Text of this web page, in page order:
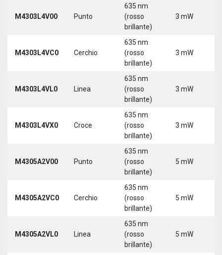
M4303L4V00 Punto
635 nm
(rosso
brillante)
3 mW
M4303L4VC0 Cerchio
635 nm
(rosso
brillante)
3 mW
M4303L4VL0 Linea
635 nm
(rosso
brillante)
3 mW
M4303L4VX0 Croce
635 nm
(rosso
brillante)
3 mW
M4305A2V00 Punto
635 nm
(rosso
brillante)
5 mW
M4305A2VC0 Cerchio
635 nm
(rosso
brillante)
5 mW
M4305A2VL0 Linea
635 nm
(rosso
brillante)
5 mW